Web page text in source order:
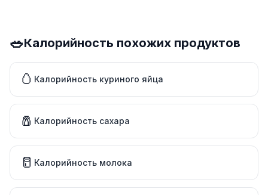
🥗Калорийность похожих продуктов
🥚 Калорийность куриного яйца
🧂 Калорийность сахара
🥛 Калорийность молока